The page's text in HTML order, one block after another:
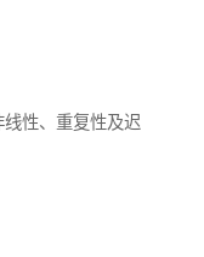
线性、重复性及迟